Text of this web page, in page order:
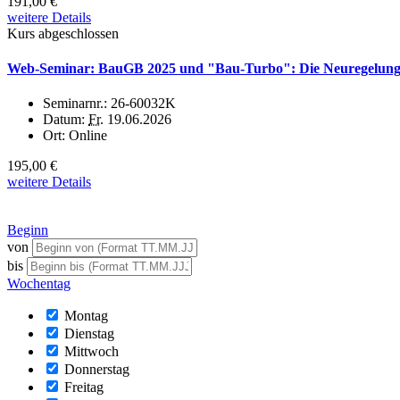
weitere Details
Kurs abgeschlossen
Web-Seminar: BauGB 2025 und "Bau-Turbo": Die
Seminarnr.: 26-60032K
Datum: Fr. 19.06.2026
Ort: Online
195,00 €
weitere Details
Beginn
von
bis
Wochentag
Montag
Dienstag
Mittwoch
Donnerstag
Freitag